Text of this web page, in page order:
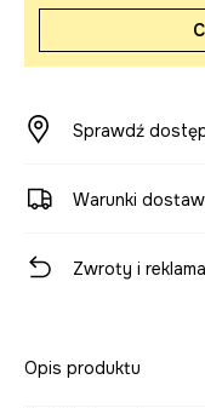
Sprawdź
Warunki
Zwroty i
Opis produktu